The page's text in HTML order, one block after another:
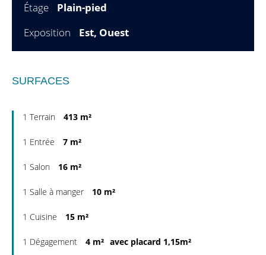
Étage
Plain-pied
Exposition
Est, Ouest
SURFACES
1 Terrain 413 m²
1 Entrée 7 m²
1 Salon 16 m²
1 Salle à manger 10 m²
1 Cuisine 15 m²
1 Dégagement 4 m² avec placard 1,15m²